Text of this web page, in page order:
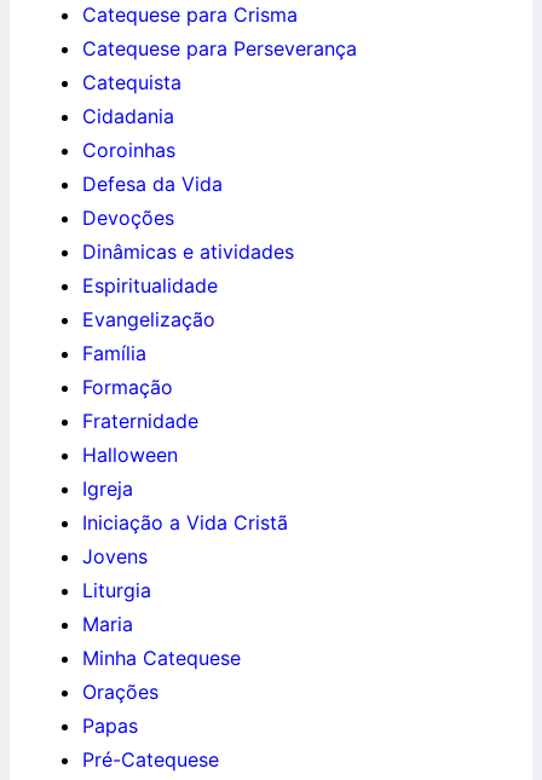
Catequese para Crisma
Catequese para Perseverança
Catequista
Cidadania
Coroinhas
Defesa da Vida
Devoções
Dinâmicas e atividades
Espiritualidade
Evangelização
Família
Formação
Fraternidade
Halloween
Igreja
Iniciação a Vida Cristã
Jovens
Liturgia
Maria
Minha Catequese
Orações
Papas
Pré-Catequese